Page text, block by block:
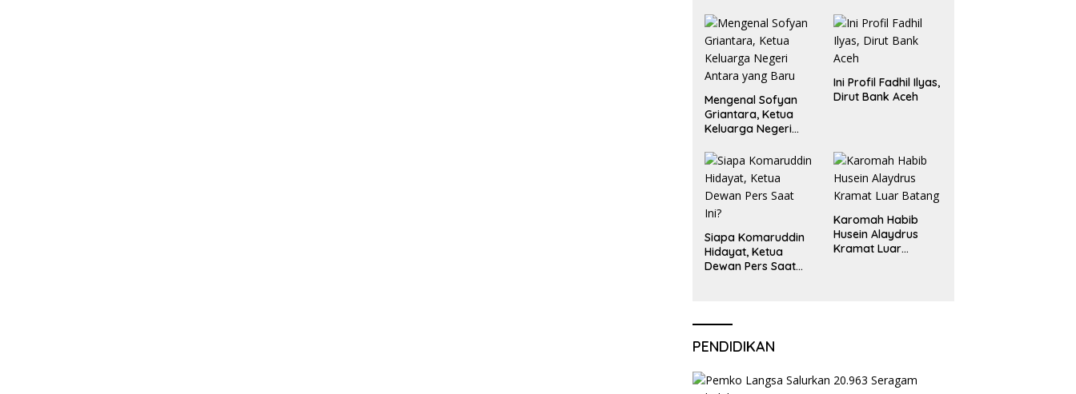
Liga Olimpiade
Nasional
Mengenal Sofyan
Griantara, Ketua
Keluarga Negeri
Ini Profil Fadhil Ilyas,
Dirut Bank Aceh
Siapa Komaruddin
Hidayat, Ketua
Dewan Pers Saat
Karomah Habib
Husein Alaydrus
Kramat Luar
PENDIDIKAN